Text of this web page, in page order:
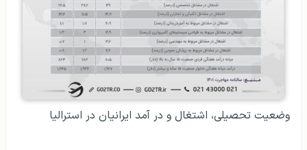
وضعیت تحصیلی، اشتغال و در آمد ایرانیان در استرالیا